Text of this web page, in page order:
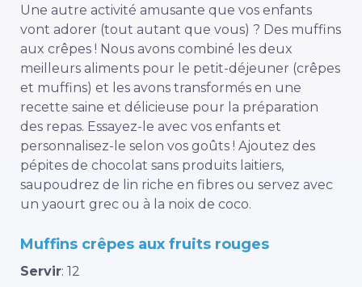
Une autre activité amusante que vos enfants
vont adorer (tout autant que vous) ? Des muffins
aux crêpes ! Nous avons combiné les deux
meilleurs aliments pour le petit-déjeuner (crêpes
et muffins) et les avons transformés en une
recette saine et délicieuse pour la préparation
des repas. Essayez-le avec vos enfants et
personnalisez-le selon vos goûts ! Ajoutez des
pépites de chocolat sans produits laitiers,
saupoudrez de lin riche en fibres ou servez avec
un yaourt grec ou à la noix de coco.
Muffins crêpes aux fruits rouges
Servir: 12